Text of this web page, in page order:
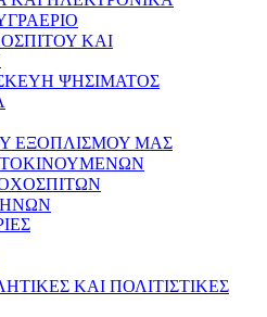
ΚΑΙ
ΨΗΣΙΜΑΤΟΣ
ΕΞΟΠΛΙΣΜΟΥ ΜΑΣ
ΚΑΙ ΠΟΛΙΤΙΣΤΙΚΕΣ